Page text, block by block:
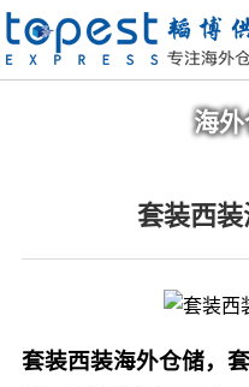
海
套装西
套装西装海外仓储，